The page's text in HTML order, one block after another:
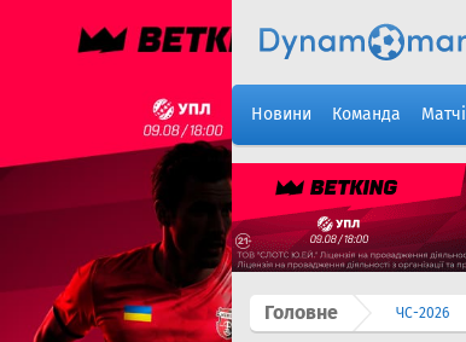
Новини Команда Матчі
Головне ЧС-2026